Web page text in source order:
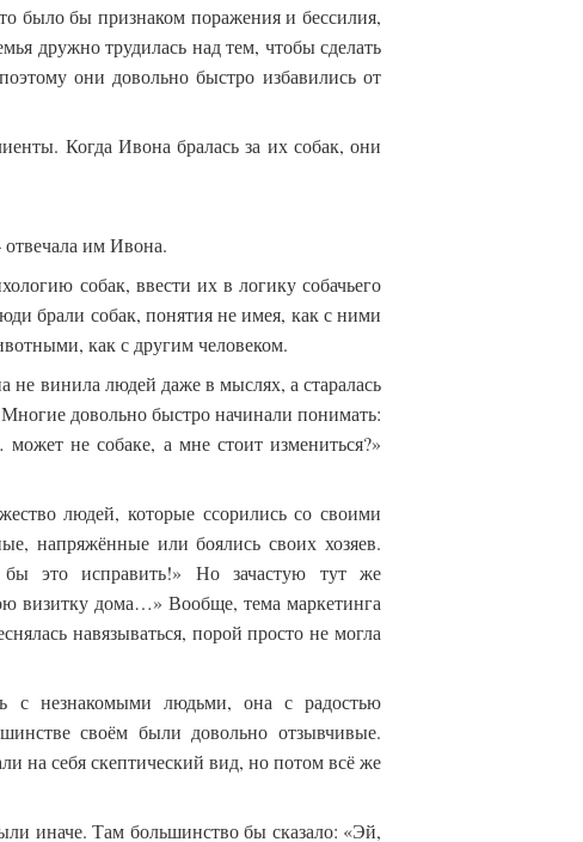
было бы признаком поражения и бессилия,
дружно трудилась над тем, чтобы сделать
они довольно быстро избавились от
Когда Ивона бралась за их собак, они
им Ивона.
собак, ввести их в логику собачьего
брали собак, понятия не имея, как с ними
как с другим человеком.
винила людей даже в мыслях, а старалась
довольно быстро начинали понимать:
не собаке, а мне стоит измениться?»
людей, которые ссорились со своими
напряжённые или боялись своих хозяев.
это исправить!» Но зачастую тут же
визитку дома…» Вообще, тема маркетинга
навязываться, порой просто не могла
с незнакомыми людьми, она с радостью
своём были довольно отзывчивые.
на себя скептический вид, но потом всё же
иначе. Там большинство бы сказало: «Эй,